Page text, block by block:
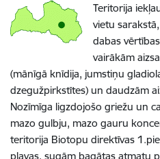
Teritorija
vietu
dabas
vairākām
(mānīgā knīdija, jumstiņu
dzegužpirkstītes) un daudzām
Nozīmīga ligzdojošo griežu un
mazo gulbju, mazo gauru
teritorija Biotopu direktīvas
pļavas, sugām bagātas atmatu